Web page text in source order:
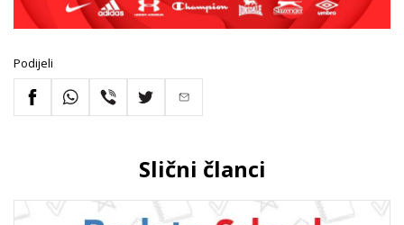
Podijeli
Slični članci